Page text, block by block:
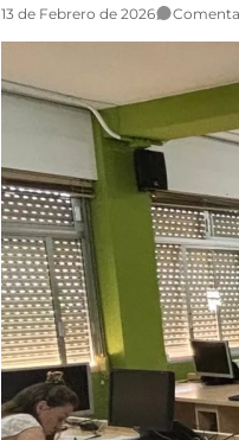
13 de Febrero de 2026